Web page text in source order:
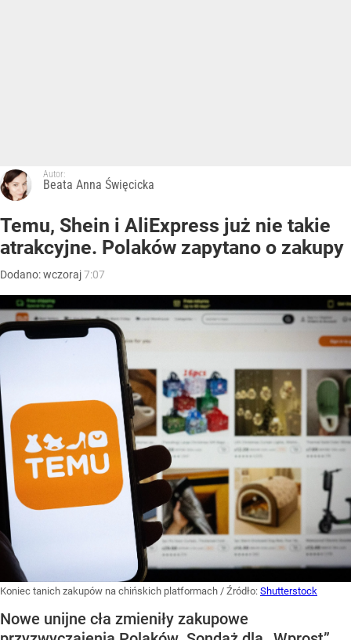
Autor:
Beata Anna Święcicka
Temu, Shein i AliExpress już nie takie
atrakcyjne. Polaków zapytano o zakupy
Dodano:wczoraj7:07
Koniec tanich zakupów na chińskich platformach / Źródło: Shutterstock
Nowe unijne cła zmieniły zakupowe